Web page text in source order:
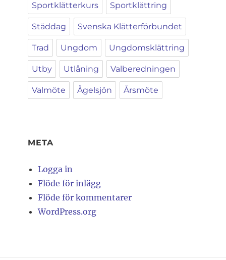
Sportklätterkurs Sportklättring
Städdag Svenska Klätterförbundet
Trad Ungdom Ungdomsklättring
Utby Utlåning Valberedningen
Valmöte Ågelsjön Årsmöte
META
Logga in
Flöde för inlägg
Flöde för kommentarer
WordPress.org